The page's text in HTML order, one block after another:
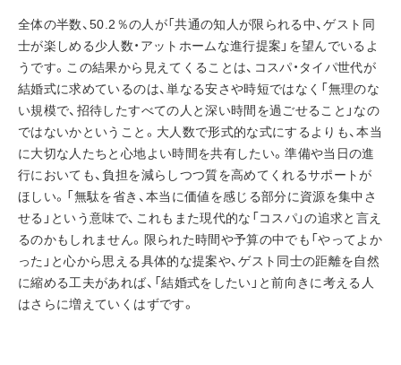
全体の半数、50.2％の人が「共通の知人が限られる中、ゲスト同
士が楽しめる少人数・アットホームな進行提案」を望んでいるよ
うです。この結果から見えてくることは、コスパ・タイパ世代が
結婚式に求めているのは、単なる安さや時短ではなく「無理のな
い規模で、招待したすべての人と深い時間を過ごせること」なの
ではないかということ。大人数で形式的な式にするよりも、本当
に大切な人たちと心地よい時間を共有したい。準備や当日の進
行においても、負担を減らしつつ質を高めてくれるサポートが
ほしい。「無駄を省き、本当に価値を感じる部分に資源を集中さ
せる」という意味で、これもまた現代的な「コスパ」の追求と言え
るのかもしれません。限られた時間や予算の中でも「やってよか
った」と心から思える具体的な提案や、ゲスト同士の距離を自然
に縮める工夫があれば、「結婚式をしたい」と前向きに考える人
はさらに増えていくはずです。